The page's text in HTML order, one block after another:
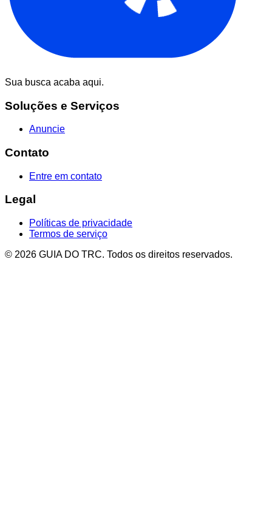
Sua busca acaba aqui.
Soluções e Serviços
Anuncie
Contato
Entre em contato
Legal
Políticas de privacidade
Termos de serviço
© 2026 GUIA DO TRC. Todos os direitos reservados.